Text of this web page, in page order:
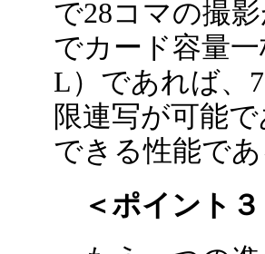
で28コマの撮
でカード容量
L）であれば、
限連写が可能
できる性能で
＜ポイント３